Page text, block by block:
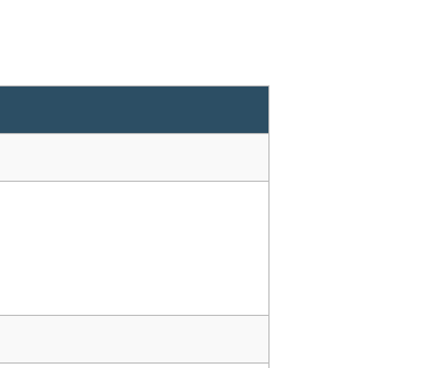
구성원 소개
형사전문변호사
공지사항
법률 블로그